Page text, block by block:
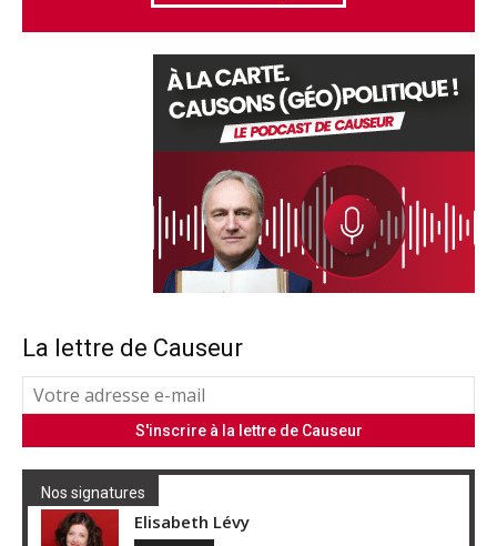
La lettre de Causeur
Nos signatures
Elisabeth Lévy